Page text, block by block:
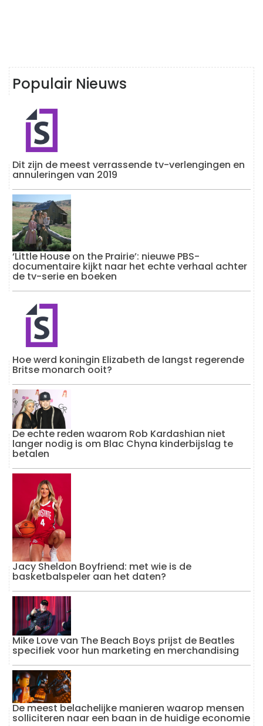
Populair Nieuws
Dit zijn de meest verrassende tv-verlengingen en
annuleringen van 2019
‘Little House on the Prairie’: nieuwe PBS-
documentaire kijkt naar het echte verhaal achter
de tv-serie en boeken
Hoe werd koningin Elizabeth de langst regerende
Britse monarch ooit?
De echte reden waarom Rob Kardashian niet
langer nodig is om Blac Chyna kinderbijslag te
betalen
Jacy Sheldon Boyfriend: met wie is de
basketbalspeler aan het daten?
Mike Love van The Beach Boys prijst de Beatles
specifiek voor hun marketing en merchandising
De meest belachelijke manieren waarop mensen
solliciteren naar een baan in de huidige economie